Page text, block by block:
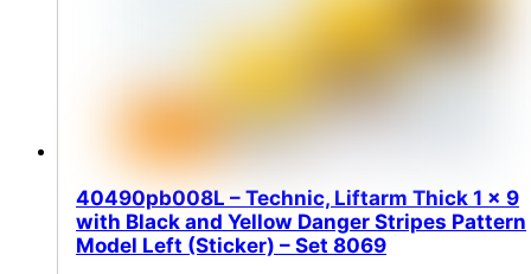
40490pb008L – Technic, Liftarm Thick 1 x 9
with Black and Yellow Danger Stripes Pattern
Model Left (Sticker) – Set 8069